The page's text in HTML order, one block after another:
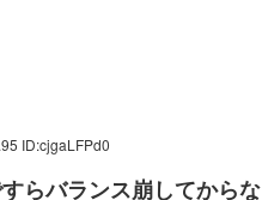
ID:cjgaLFPd0
らバランス崩してからな